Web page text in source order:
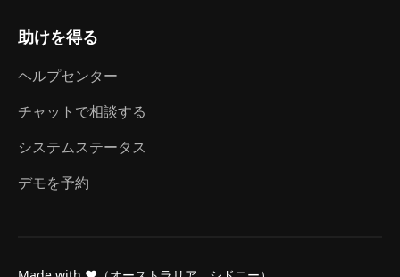
助けを得る
ヘルプセンター
チャットで相談する
システムステータス
デモを予約